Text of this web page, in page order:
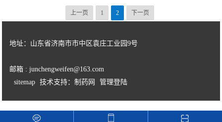
小型超微粉碎机系列
上一页 1 2 下一页
地址：山东省济南市市中区袁庄工业园9号
邮箱 : junchengweifen@163.com
sitemap
技术支持：制药网 管理登陆